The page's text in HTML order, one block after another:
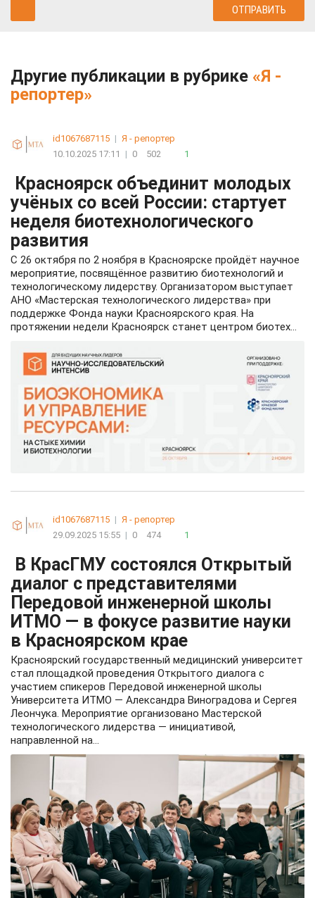
Другие публикации в рубрике «Я -
репортер»
id1067687115 | Я - репортер
10.10.2025 17:11
| 0 502 1
Красноярск объединит молодых
учёных со всей России: стартует
неделя биотехнологического
развития
С 26 октября по 2 ноября в Красноярске пройдёт научное
мероприятие, посвящённое развитию биотехнологий и
технологическому лидерству. Организатором выступает
АНО «Мастерская технологического лидерства» при
поддержке Фонда науки Красноярского края. На
протяжении недели Красноярск станет центром биотех...
id1067687115 | Я - репортер
29.09.2025 15:55 | 0 474 1
В КрасГМУ состоялся Открытый
диалог с представителями
Передовой инженерной школы
ИТМО — в фокусе развитие науки
в Красноярском крае
Красноярский государственный медицинский университет
стал площадкой проведения Открытого диалога с
участием спикеров Передовой инженерной школы
Университета ИТМО — Александра Виноградова и Сергея
Леончука. Мероприятие организовано Мастерской
технологического лидерства — инициативой,
направленной на...